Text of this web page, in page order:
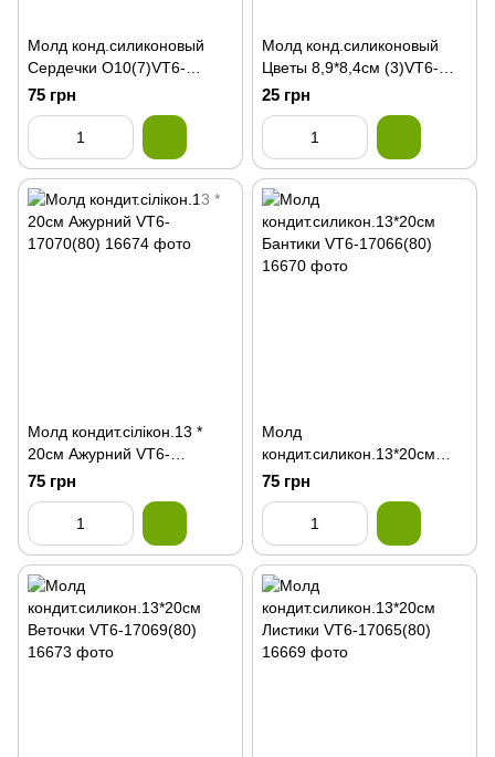
Молд конд.силиконовый
Сердечки О10(7)VT6-
16886(100
75 грн
Молд конд.силиконовый
Цветы 8,9*8,4см (3)VT6-
16902
25 грн
Молд кондит.сілікон.13 *
20см Ажурний VT6-
17070(80)
75 грн
Молд
кондит.силикон.13*20см
Бантики VT6-17066(80)
75 грн